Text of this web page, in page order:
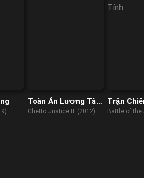
Toàn Án Lương Tâm
2
Ghetto Justice II (2012)
Trận
Tính
Battle of the